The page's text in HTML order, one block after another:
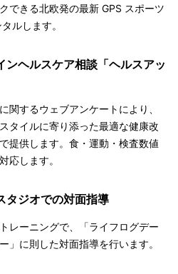
できる北欧発の最新 GPS スポーツ
ルします。
ンヘルスケア相談「ヘルスアッ
関するウェブアンケートにより、
タイルに寄り添った最適な健康改
提供します。食・運動・検査数値
応します。
タジオでの対面指導
レーニングで、「ライフログデー
」に則した対面指導を行います。